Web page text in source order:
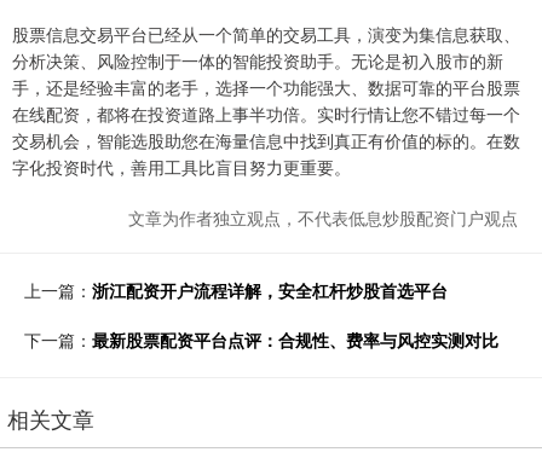
股票信息交易平台已经从一个简单的交易工具，演变为集信息获取、
分析决策、风险控制于一体的智能投资助手。无论是初入股市的新
手，还是经验丰富的老手，选择一个功能强大、数据可靠的平台股票
在线配资，都将在投资道路上事半功倍。实时行情让您不错过每一个
交易机会，智能选股助您在海量信息中找到真正有价值的标的。在数
字化投资时代，善用工具比盲目努力更重要。
文章为作者独立观点，不代表低息炒股配资门户观点
上一篇： 浙江配资开户流程详解，安全杠杆炒股首选平台
下一篇： 最新股票配资平台点评：合规性、费率与风控实测对比
相关文章